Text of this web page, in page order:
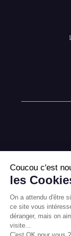
Coucou c'est
les
On a attendu d'être
ce site vous
déranger, mais on
visite...
C'est OK pour vous ?